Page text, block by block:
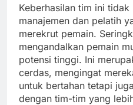
Keberhasilan tim ini
manajemen dan pelatih
merekrut pemain.
mengandalkan pemain
potensi tinggi. Ini
cerdas, mengingat
untuk bertahan tetapi
dengan tim-tim yang